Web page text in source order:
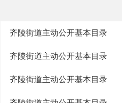
齐陵街道主动公开基本目录
齐陵街道主动公开基本目录
齐陵街道主动公开基本目录